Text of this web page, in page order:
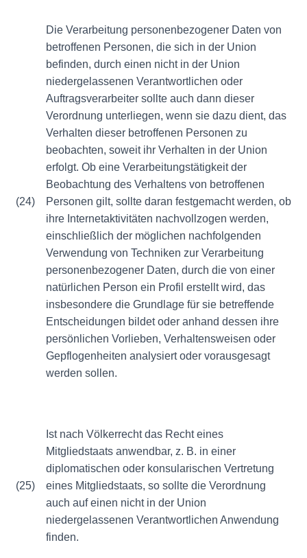
(24)
Die Verarbeitung personenbezogener Daten von
betroffenen Personen, die sich in der Union
befinden, durch einen nicht in der Union
niedergelassenen Verantwortlichen oder
Auftragsverarbeiter sollte auch dann dieser
Verordnung unterliegen, wenn sie dazu dient, das
Verhalten dieser betroffenen Personen zu
beobachten, soweit ihr Verhalten in der Union
erfolgt. Ob eine Verarbeitungstätigkeit der
Beobachtung des Verhaltens von betroffenen
Personen gilt, sollte daran festgemacht werden, ob
ihre Internetaktivitäten nachvollzogen werden,
einschließlich der möglichen nachfolgenden
Verwendung von Techniken zur Verarbeitung
personenbezogener Daten, durch die von einer
natürlichen Person ein Profil erstellt wird, das
insbesondere die Grundlage für sie betreffende
Entscheidungen bildet oder anhand dessen ihre
persönlichen Vorlieben, Verhaltensweisen oder
Gepflogenheiten analysiert oder vorausgesagt
werden sollen.
(25)
Ist nach Völkerrecht das Recht eines
Mitgliedstaats anwendbar, z. B. in einer
diplomatischen oder konsularischen Vertretung
eines Mitgliedstaats, so sollte die Verordnung
auch auf einen nicht in der Union
niedergelassenen Verantwortlichen Anwendung
finden.